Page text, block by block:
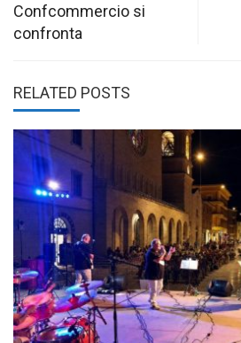
Confcommercio si
confronta
RELATED POSTS